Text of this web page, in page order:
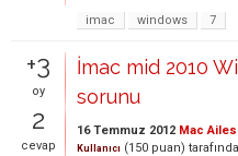
imac
windows 7
+3
oy
2
cevap
İmac mid 2010
sorunu
16 Temmuz 2012 Mac
Kullanıcı (150 puan)